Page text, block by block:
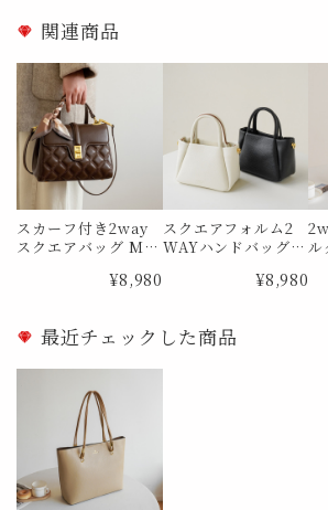
関連商品
スカーフ付き2way
スクエアバッグ Me1
¥8,980
スクエアフォルム2
WAYハンドバッグ
¥8,980
最近チェックした商品